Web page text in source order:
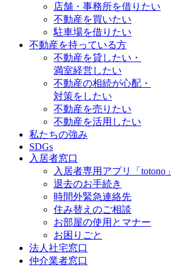
店舗・事務所を借りたい
不動産を買いたい
駐車場を借りたい
不動産を持っている方
不動産を貸したい・
満室経営したい
不動産の相続が心配・
対策をしたい
不動産を売りたい
不動産を活用したい
私たちの強み
SDGs
入居者窓口
入居者専用アプリ「totono」
退去のお手続き
時間外緊急連絡先
住み替えのご相談
お部屋の使用とマナー
お困りごと
法人社宅窓口
仲介業者窓口